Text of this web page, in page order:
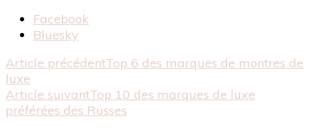
Partager
"Top
10
des
marques
Facebook
Bluesky
Navigation
d'article
Article précédentTop 6 des marques de montres de
luxe
Article suivantTop 10 des marques de luxe
préférées des Russes